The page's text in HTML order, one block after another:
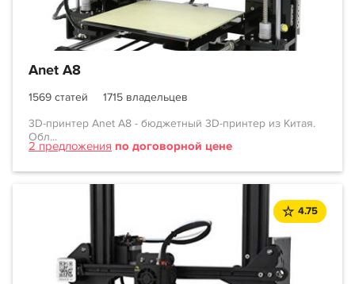
Anet A8
1569 статей
1715 владельцев
3D-принтер Anet A8 - бюджетный 3D-принтер из Китая.
Обл...
2 предложения по договорной цене
4.75